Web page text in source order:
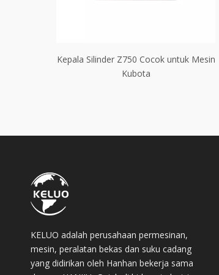
Kepala Silinder Z750 Cocok untuk Mesin
Kubota
KELUO adalah perusahaan permesinan,
mesin, peralatan bekas dan suku cadang
yang didirikan oleh Hanhan bekerja sama